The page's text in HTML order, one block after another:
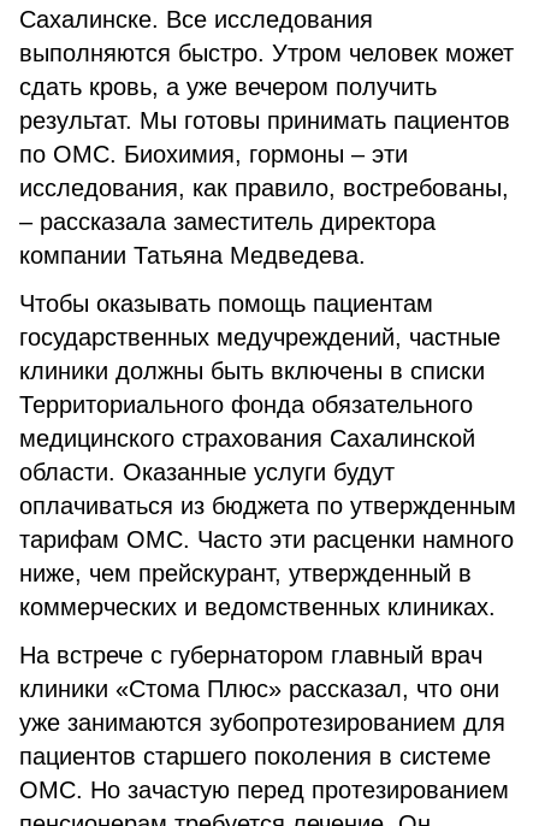
Сахалинске. Все исследования
выполняются быстро. Утром человек может
сдать кровь, а уже вечером получить
результат. Мы готовы принимать пациентов
по ОМС. Биохимия, гормоны – эти
исследования, как правило, востребованы,
– рассказала заместитель директора
компании Татьяна Медведева.
Чтобы оказывать помощь пациентам
государственных медучреждений, частные
клиники должны быть включены в списки
Территориального фонда обязательного
медицинского страхования Сахалинской
области. Оказанные услуги будут
оплачиваться из бюджета по утвержденным
тарифам ОМС. Часто эти расценки намного
ниже, чем прейскурант, утвержденный в
коммерческих и ведомственных клиниках.
На встрече с губернатором главный врач
клиники «Стома Плюс» рассказал, что они
уже занимаются зубопротезированием для
пациентов старшего поколения в системе
ОМС. Но зачастую перед протезированием